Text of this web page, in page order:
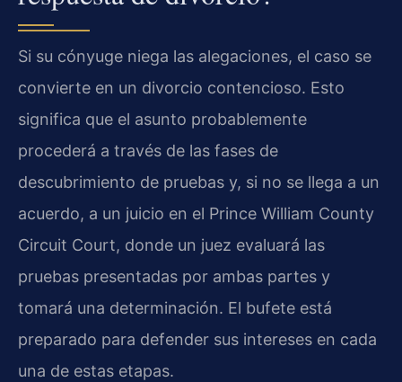
Si su cónyuge niega las alegaciones, el caso se
convierte en un divorcio contencioso. Esto
significa que el asunto probablemente
procederá a través de las fases de
descubrimiento de pruebas y, si no se llega a un
acuerdo, a un juicio en el Prince William County
Circuit Court, donde un juez evaluará las
pruebas presentadas por ambas partes y
tomará una determinación. El bufete está
preparado para defender sus intereses en cada
una de estas etapas.